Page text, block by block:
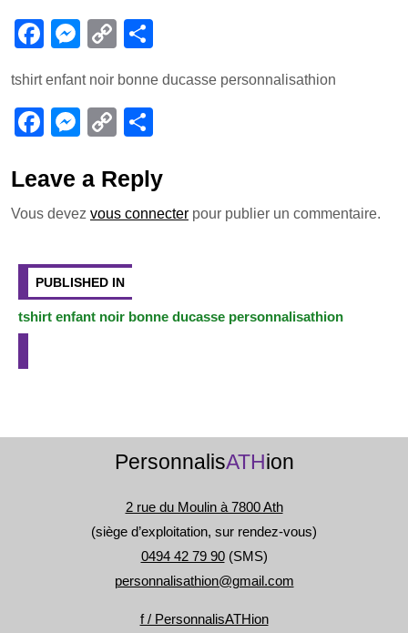
F
c
e
o
o
M
ss
e
g
er
C
p
y
n
k
ta
tshirt enfant noir bonne ducasse personnalisathion
F
c
e
o
o
k
M
ss
e
g
er
C
p
y
n
k
ta
g
Leave a Reply
Vous devez vous connecter pour publier un commentaire.
l’article
PUBLISHED IN
tshirt enfant noir bonne ducasse personnalisathion
PersonnalisATHion
2 rue du Moulin à 7800 Ath
(siège d’exploitation, sur rendez-vous)
0494 42 79 90(SMS)
personnalisathion@gmail.com
f / PersonnalisATHion